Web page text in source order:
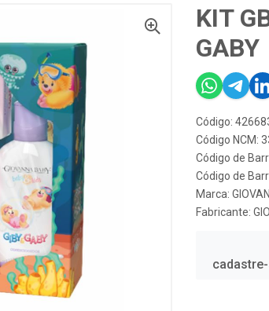
KIT
GABY
Código:
Código NCM:
Código de
Código de
Marca:
Fabricante: